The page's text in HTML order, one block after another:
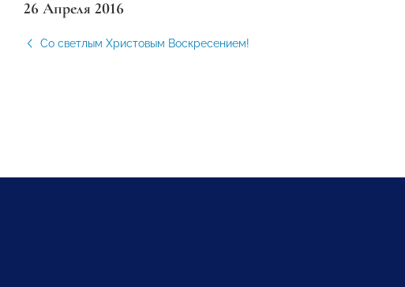
26 Апреля 2016
Со светлым Христовым Воскресением!